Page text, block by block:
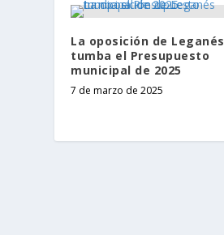
La oposición de Leganés
tumba el Presupuesto
municipal de 2025
7 de marzo de 2025